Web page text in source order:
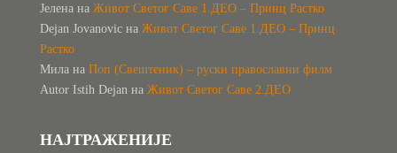
Јелена на Живот Светог Саве 1.ДЕО – Принц Растко
Dejan Jovanovicна Живот Светог Саве 1.ДЕО – Принц
Растко
Мила на Поп (Свештеник) – руски православни филм
Autor Istih Dejan на Живот Светог Саве 2.ДЕО
НАЈТРАЖЕНИЈЕ